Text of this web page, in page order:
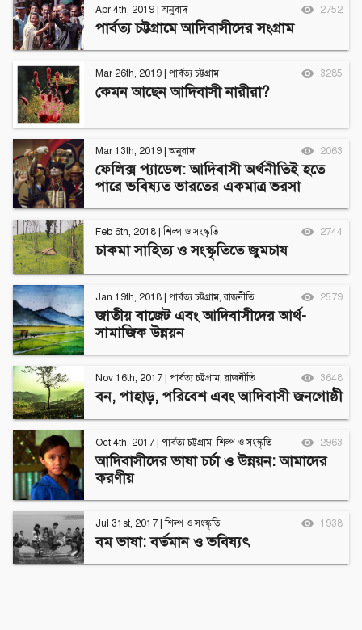
Apr 4th, 2019 |অনুবাদ 2752
পার্বত্য চট্টগ্রামে আদিবাসীদের সংগ্রাম
Mar 26th, 2019 পার্বত্য চট্টগ্রাম 3285
কেমন আছেন আদিবাসী নারীরা?
Mar 13th, 2019 |অনুবাদ 2063
ফেলিক্স প্যাডেল: আদিবাসী অর্থনীতিই হতে
পারে ভবিষ্যত ভারতের একমাত্র ভরসা
Feb 6th, 2018 |শিল্প ও সংস্কৃতি 2744
চাকমা সাহিত্য ও সংস্কৃতিতে জুমচাষ
Jan 19th, 2018 পার্বত্য চট্টগ্রাম,রাজনীতি 2579
জাতীয় বাজেট এবং আদিবাসীদের আর্থ-
সামাজিক উন্নয়ন
Nov 16th, 2017 পার্বত্য চট্টগ্রাম,রাজনীতি 3648
বন, পাহাড়, পরিবেশ এবং আদিবাসী জনগোষ্ঠী
Oct 4th, 2017 পার্বত্য চট্টগ্রাম,শিল্প ও সংস্কৃতি 2963
আদিবাসীদের ভাষা চর্চা ও উন্নয়ন: আমাদের
করণীয়
Jul 31st, 2017 |শিল্প ও সংস্কৃতি 1938
বম ভাষা: বর্তমান ও ভবিষ্যৎ